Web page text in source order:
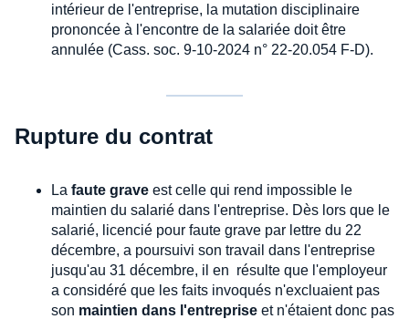
intérieur de l'entreprise, la mutation disciplinaire
prononcée à l'encontre de la salariée doit être
annulée (Cass. soc. 9-10-2024 n° 22-20.054 F-D).
Rupture du contrat
La faute grave est celle qui rend impossible le
maintien du salarié dans l'entreprise. Dès lors que le
salarié, licencié pour faute grave par lettre du 22
décembre, a poursuivi son travail dans l'entreprise
jusqu'au 31 décembre, il en résulte que l'employeur
a considéré que les faits invoqués n'excluaient pas
son maintien dans l'entreprise et n'étaient donc pas